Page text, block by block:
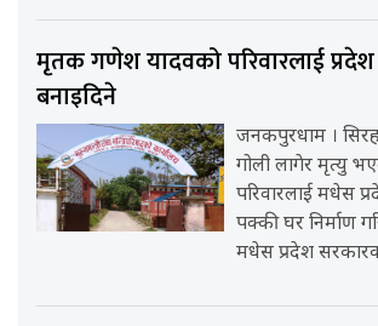
मृतक गणेश यादवको परिवारलाई
बनाइदिने
जनकपुरधाम ।
गोली लागेर मृत्यु
परिवारलाई मधेस
पक्की घर निर्माण
मधेस प्रदेश